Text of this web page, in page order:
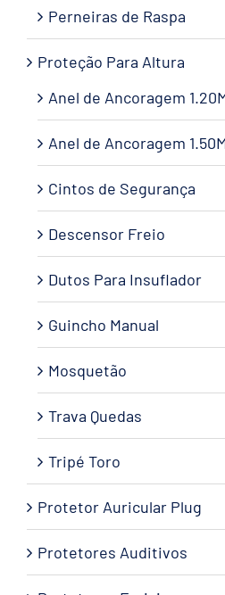
Perneiras de Raspa
Proteção Para Altura
Anel de Ancoragem
Anel de Ancoragem
Cintos de Segurança
Descensor Freio
Dutos Para Insuflador
Guincho Manual
Mosquetão
Trava Quedas
Tripé Toro
Protetor Auricular Plug
Protetores Auditivos